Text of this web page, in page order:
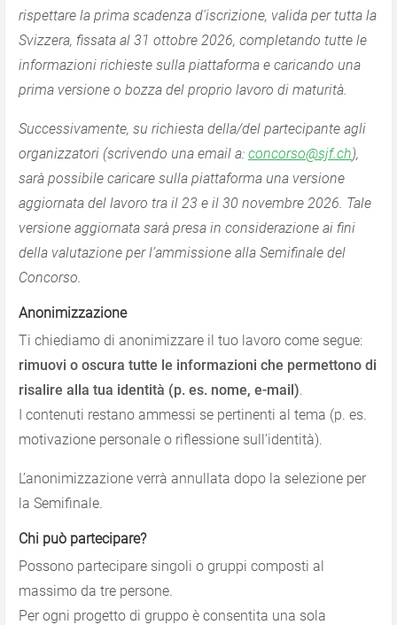
rispettare la prima scadenza d'iscrizione, valida per tutta la
Svizzera, fissata al 31 ottobre 2026, completando tutte le
informazioni richieste sulla piattaforma e caricando una
prima versione o bozza del proprio lavoro di maturità.
Successivamente, su richiesta della/del partecipante agli
organizzatori (scrivendo una email a: concorso@sjf.ch),
sarà possibile caricare sulla piattaforma una versione
aggiornata del lavoro tra il 23 e il 30 novembre 2026. Tale
versione aggiornata sarà presa in considerazione ai fini
della valutazione per l’ammissione alla Semifinale del
Concorso.
Anonimizzazione
Ti chiediamo di anonimizzare il tuo lavoro come segue:
rimuovi o oscura tutte le informazioni che permettono di
risalire alla tua identità (p. es. nome, e-mail).
I contenuti restano ammessi se pertinenti al tema (p. es.
motivazione personale o riflessione sull’identità).
L’anonimizzazione verrà annullata dopo la selezione per
la Semifinale.
Chi può partecipare?
Possono partecipare singoli o gruppi composti al
massimo da tre persone.
Per ogni progetto di gruppo è consentita una sola